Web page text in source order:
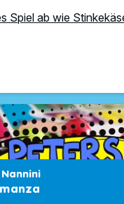
Spiel ab wie